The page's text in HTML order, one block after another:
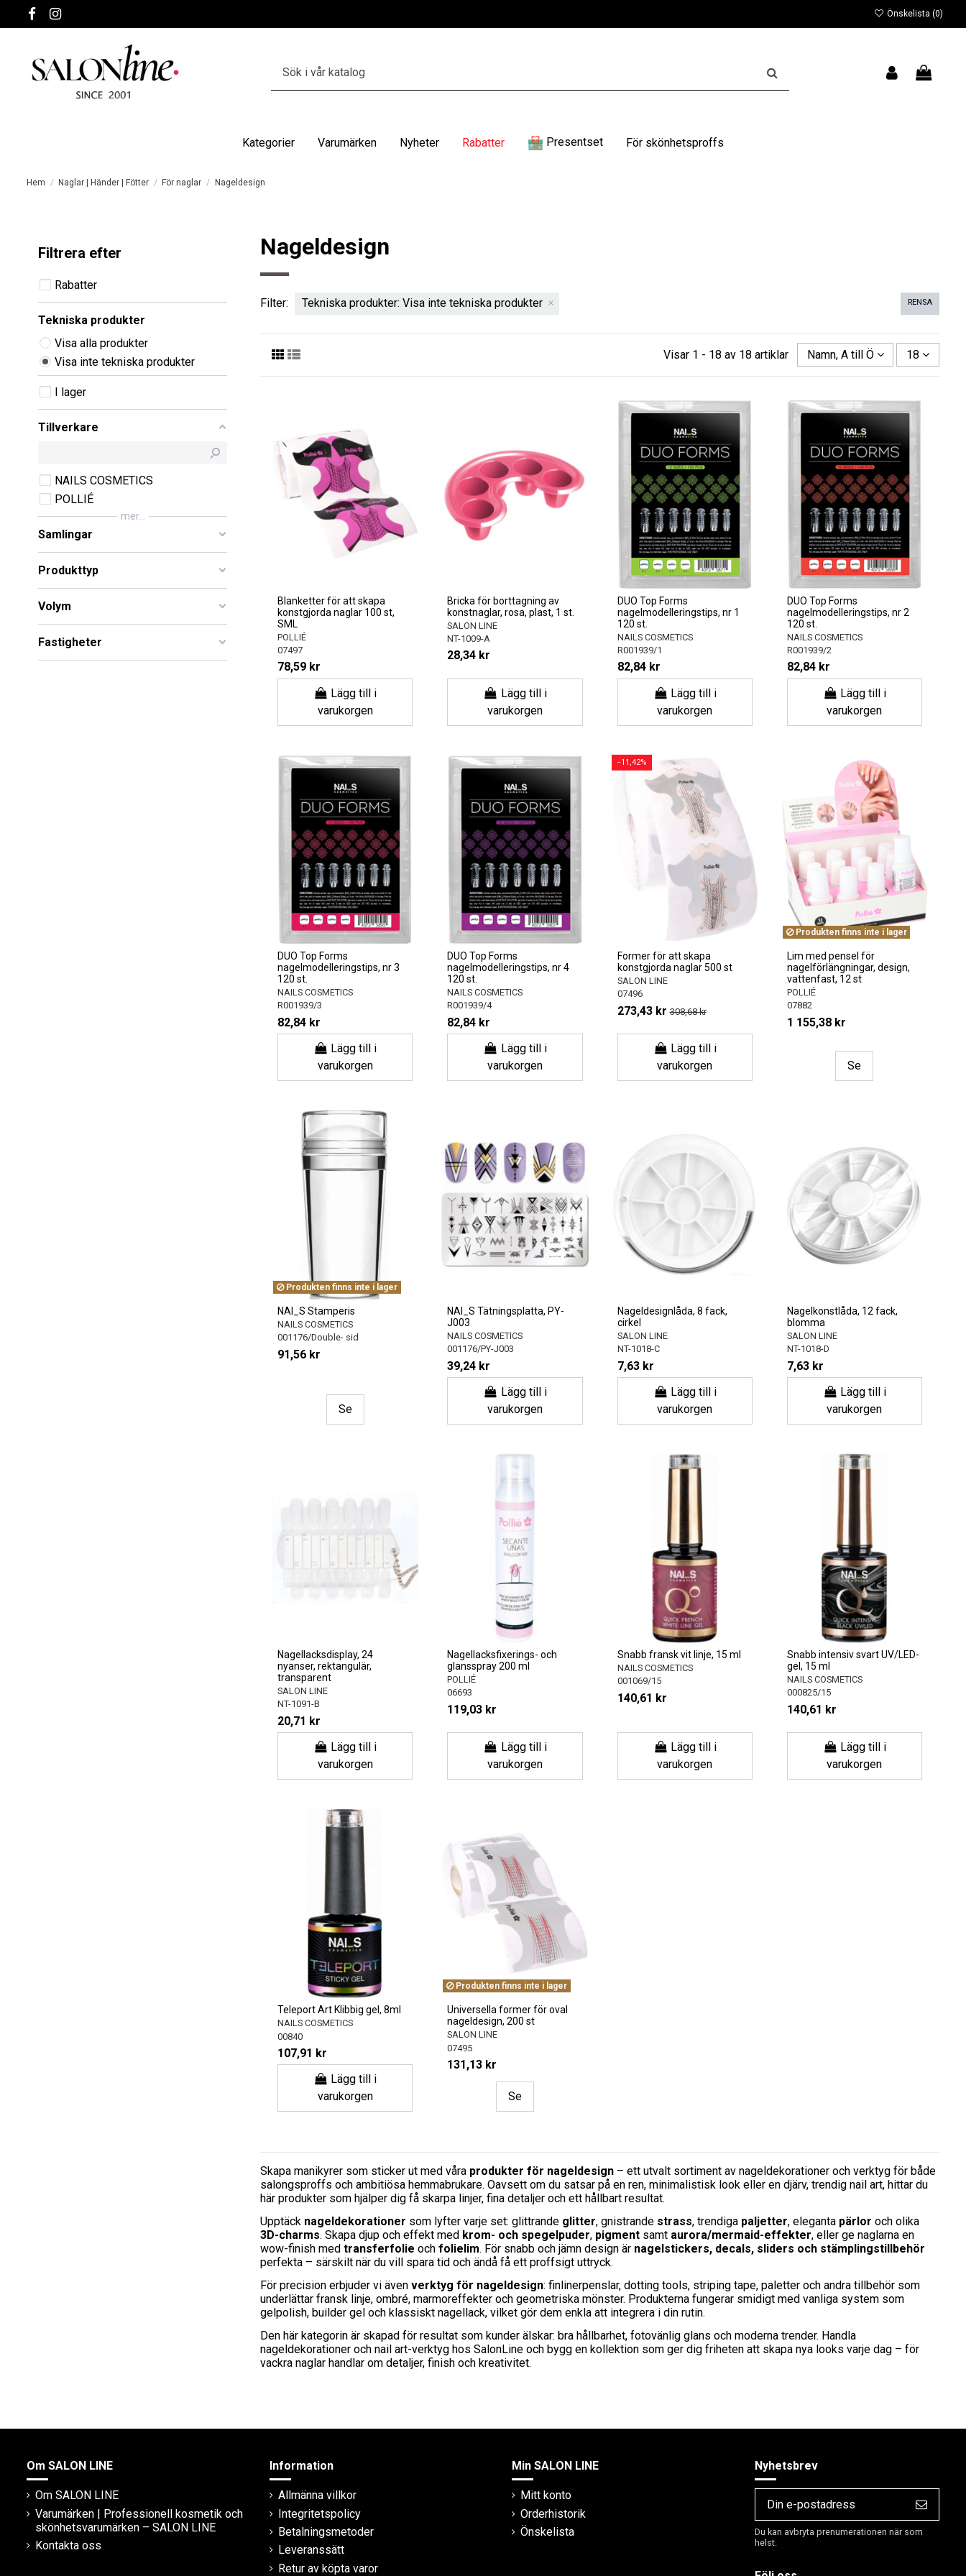
Önskelista (0)
Kategorier Varumärken Nyheter Rabatter Presentset För skönhetsproffs
Hem Naglar | Händer | Fötter För naglar Nageldesign
Nageldesign
Filter: RENSA
Tekniska produkter: Visa inte tekniska produkter
Visar 1 - 18 av 18 artiklar Namn, A till Ö 18
Blanketter för att skapa
konstgjorda naglar 100 st,
SML
POLLIÉ
07497
78,59 kr
Lägg till i
varukorgen
Bricka för borttagning av
konstnaglar, rosa, plast, 1 st.
SALON LINE
NT-1009-A
28,34 kr
Lägg till i
varukorgen
DUO Top Forms
nagelmodelleringstips, nr 1
120 st.
NAILS COSMETICS
R001939/1
82,84 kr
Lägg till i
varukorgen
DUO Top Forms
nagelmodelleringstips, nr 2
120 st.
NAILS COSMETICS
R001939/2
82,84 kr
Lägg till i
varukorgen
DUO Top Forms
nagelmodelleringstips, nr 3
120 st.
NAILS COSMETICS
R001939/3
82,84 kr
Lägg till i
varukorgen
DUO Top Forms
nagelmodelleringstips, nr 4
120 st.
NAILS COSMETICS
R001939/4
82,84 kr
Lägg till i
varukorgen
−11,42%
Former för att skapa
konstgjorda naglar 500 st
SALON LINE
07496
273,43 kr 308,68 kr
Lägg till i
varukorgen
Produkten finns inte i lager
Lim med pensel för
nagelförlängningar, design,
vattenfast, 12 st
POLLIÉ
07882
1 155,38 kr
Se
Produkten finns inte i lager
NAI_S Stamperis
NAILS COSMETICS
001176/Double- sid
91,56 kr
Se
NAI_S Tätningsplatta, PY-
J003
NAILS COSMETICS
001176/PY-J003
39,24 kr
Lägg till i
varukorgen
Nageldesignlåda, 8 fack,
cirkel
SALON LINE
NT-1018-C
7,63 kr
Lägg till i
varukorgen
Nagelkonstlåda, 12 fack,
blomma
SALON LINE
NT-1018-D
7,63 kr
Lägg till i
varukorgen
Nagellacksdisplay, 24
nyanser, rektangulär,
transparent
SALON LINE
NT-1091-B
20,71 kr
Lägg till i
varukorgen
Nagellacksfixerings- och
glansspray 200 ml
POLLIÉ
06693
119,03 kr
Lägg till i
varukorgen
Snabb fransk vit linje, 15 ml
NAILS COSMETICS
001069/15
140,61 kr
Lägg till i
varukorgen
Snabb intensiv svart UV/LED-
gel, 15 ml
NAILS COSMETICS
000825/15
140,61 kr
Lägg till i
varukorgen
Teleport Art Klibbig gel, 8ml
NAILS COSMETICS
00840
107,91 kr
Lägg till i
varukorgen
Produkten finns inte i lager
Universella former för oval
nageldesign, 200 st
SALON LINE
07495
131,13 kr
Se
Skapa manikyrer som sticker ut med våra produkter för nageldesign – ett utvalt sortiment av nageldekorationer och verktyg för både
salongsproffs och ambitiösa hemmabrukare. Oavsett om du satsar på en ren, minimalistisk look eller en djärv, trendig nail art, hittar du
här produkter som hjälper dig få skarpa linjer, fina detaljer och ett hållbart resultat.
Upptäck nageldekorationer som lyfter varje set: glittrande glitter, gnistrande strass, trendiga paljetter, eleganta pärlor och olika
3D-charms. Skapa djup och effekt med krom- och spegelpuder, pigment samt aurora/mermaid-effekter, eller ge naglarna en
wow-finish med transferfolie och folielim. För snabb och jämn design är nagelstickers, decals, sliders och stämplingstillbehör
perfekta – särskilt när du vill spara tid och ändå få ett proffsigt uttryck.
För precision erbjuder vi även verktyg för nageldesign: finlinerpenslar, dotting tools, striping tape, paletter och andra tillbehör som
underlättar fransk linje, ombré, marmoreffekter och geometriska mönster. Produkterna fungerar smidigt med vanliga system som
gelpolish, builder gel och klassiskt nagellack, vilket gör dem enkla att integrera i din rutin.
Den här kategorin är skapad för resultat som kunder älskar: bra hållbarhet, fotovänlig glans och moderna trender. Handla
nageldekorationer och nail art-verktyg hos SalonLine och bygg en kollektion som ger dig friheten att skapa nya looks varje dag – för
vackra naglar handlar om detaljer, finish och kreativitet.
Filtrera efter
Rabatter
Tekniska produkter
Visa alla produkter
Visa inte tekniska produkter
I lager
Tillverkare
NAILS COSMETICS
POLLIÉ
mer...
Samlingar
Produkttyp
Volym
Fastigheter
Om SALON LINE
Om SALON LINE
Varumärken | Professionell kosmetik och
skönhetsvarumärken – SALON LINE
Kontakta oss
Information
Allmänna villkor
Integritetspolicy
Betalningsmetoder
Leveranssätt
Retur av köpta varor
Min SALON LINE
Mitt konto
Orderhistorik
Önskelista
Nyhetsbrev
Du kan avbryta prenumerationen när som
helst.